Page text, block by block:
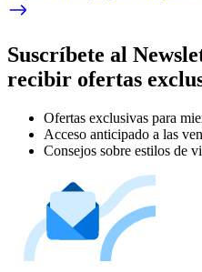
Suscríbete al
recibir ofertas
Ofertas exclusivas para
Acceso anticipado a las
Consejos sobre estilos de